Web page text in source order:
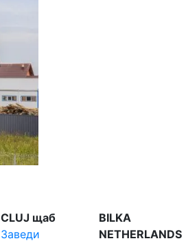
CLUJ щаб
Заведи
BILKA
NETHERLANDS